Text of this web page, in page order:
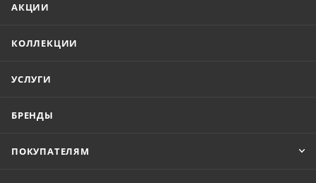
АКЦИИ
КОЛЛЕКЦИИ
УСЛУГИ
БРЕНДЫ
ПОКУПАТЕЛЯМ